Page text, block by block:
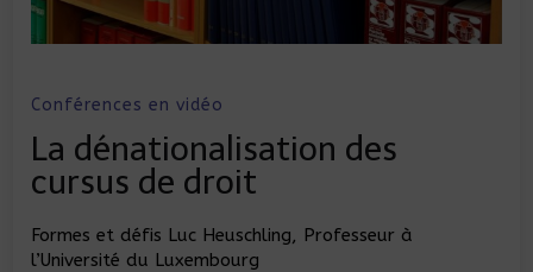
Conférences en vidéo
La dénationalisation des
cursus de droit
Formes et défis Luc Heuschling, Professeur à
l’Université du Luxembourg